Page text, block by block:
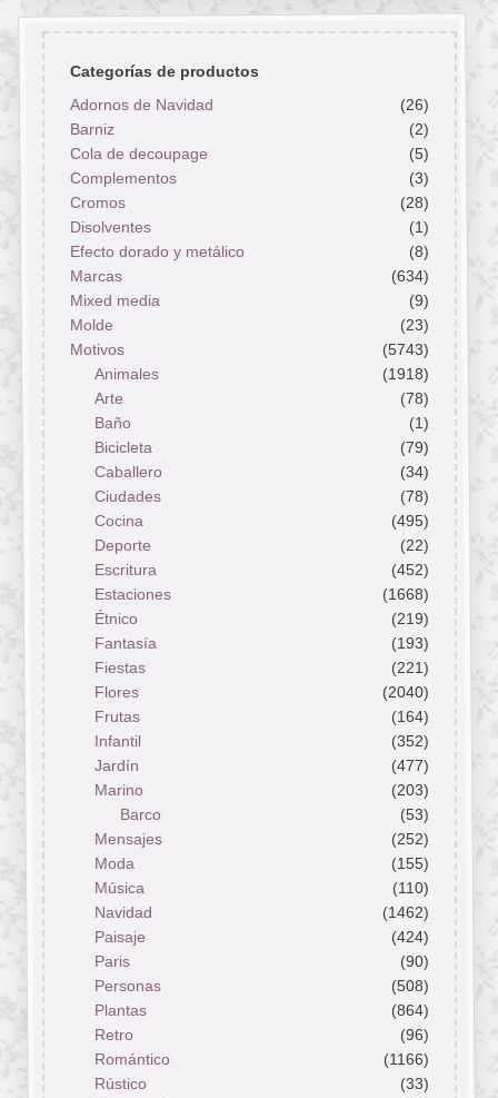
Categorías de productos
Adornos de Navidad
(26)
Barniz
(2)
Cola de decoupage
(5)
Complementos
(3)
Cromos
(28)
Disolventes
(1)
Efecto dorado y metálico
(8)
Marcas
(634)
Mixed media
(9)
Molde
(23)
Motivos
(5743)
Animales
(1918)
Arte
(78)
Baño
(1)
Bicicleta
(79)
Caballero
(34)
Ciudades
(78)
Cocina
(495)
Deporte
(22)
Escritura
(452)
Estaciones
(1668)
Étnico
(219)
Fantasía
(193)
Fiestas
(221)
Flores
(2040)
Frutas
(164)
Infantil
(352)
Jardín
(477)
Marino
(203)
Barco
(53)
Mensajes
(252)
Moda
(155)
Música
(110)
Navidad
(1462)
Paisaje
(424)
Paris
(90)
Personas
(508)
Plantas
(864)
Retro
(96)
Romántico
(1166)
Rústico
(33)